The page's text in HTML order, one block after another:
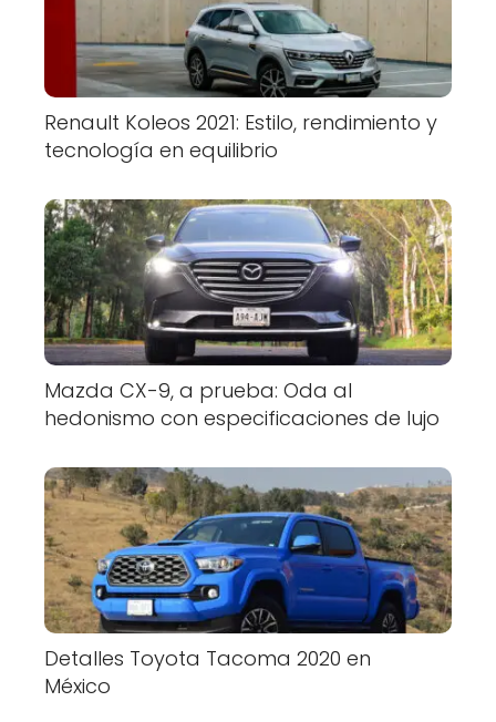
Renault Koleos 2021: Estilo, rendimiento y
tecnología en equilibrio
Mazda CX-9, a prueba: Oda al
hedonismo con especificaciones de lujo
Detalles Toyota Tacoma 2020 en
México